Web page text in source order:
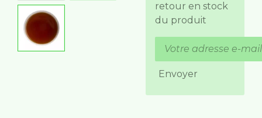
retour en stock
du produit
Envoyer